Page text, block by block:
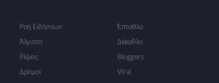
Ροή Ειδήσεων
Άλματα
Ρίψεις
Δρόμοι
Έπταθλο
Δέκαθλο
Bloggers
Viral